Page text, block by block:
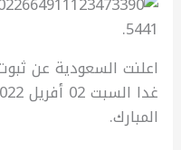
اعلنت السعودية عن
المبارك.